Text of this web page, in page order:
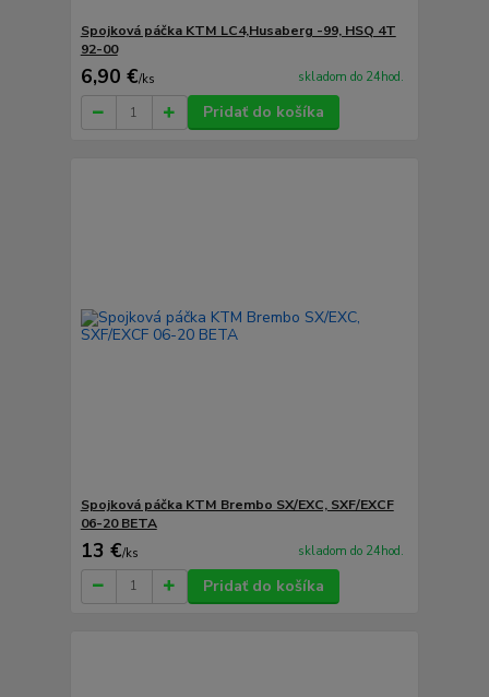
Spojková páčka KTM LC4,Husaberg -99, HSQ 4T
92-00
6,90 €/ks skladom do 24hod.
Pridať do košíka
Spojková páčka KTM Brembo SX/EXC, SXF/EXCF
06-20 BETA
13 €/ks skladom do 24hod.
Pridať do košíka